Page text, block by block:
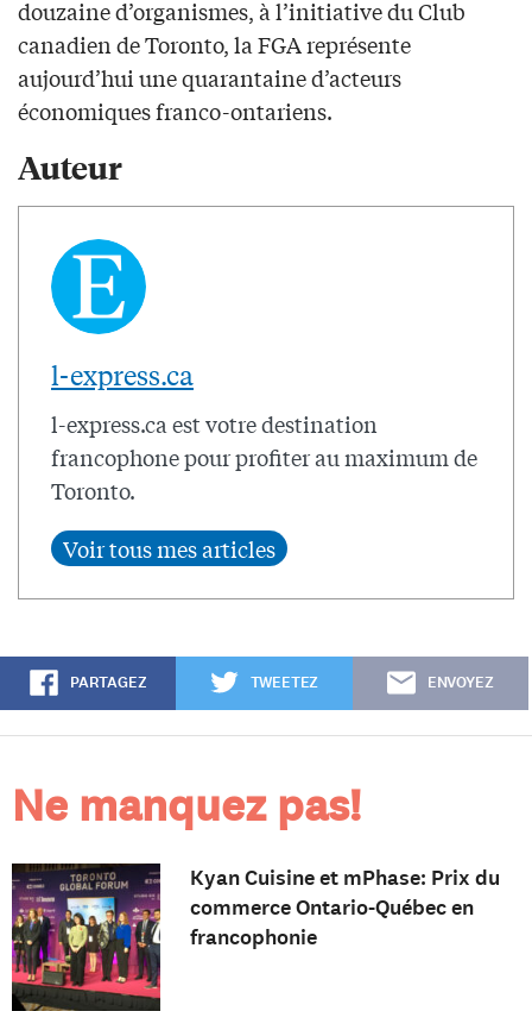
douzaine d’organismes, à l’initiative du Club
canadien de Toronto, la FGA représente
aujourd’hui une quarantaine d’acteurs
économiques franco-ontariens.
Auteur
l-express.ca
l-express.ca est votre destination
francophone pour profiter au maximum de
Toronto.
PARTAGEZ TWEETEZ ENVOYEZ
Ne manquez pas!
Kyan Cuisine et mPhase: Prix du
commerce Ontario-Québec en
francophonie